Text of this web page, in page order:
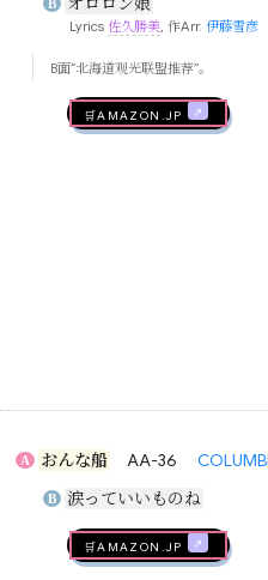
B
Lyrics 佐久勝美, 作Arr. 伊藤雪彦
B面“北海道观光联盟推荐”。
🛒AMAZON.jp
A おんな船 AA-36
B 涙っていいものね
🛒AMAZON.jp